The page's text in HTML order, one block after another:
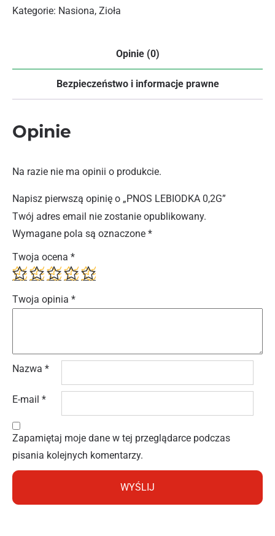
Kategorie: Nasiona, Zioła
Opinie (0)
Bezpieczeństwo i informacje prawne
Opinie
Na razie nie ma opinii o produkcie.
Napisz pierwszą opinię o „PNOS LEBIODKA 0,2G”
Twój adres email nie zostanie opublikowany.
Wymagane pola są oznaczone *
Twoja ocena *
Twoja opinia *
Nazwa *
E-mail *
Zapamiętaj moje dane w tej przeglądarce podczas
pisania kolejnych komentarzy.